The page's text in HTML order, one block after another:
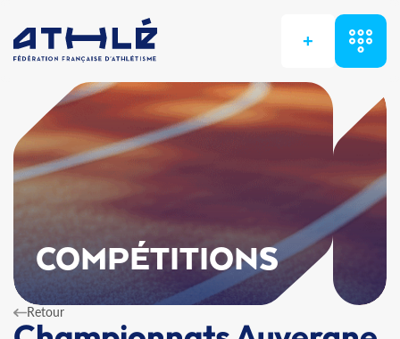
+
COMPÉTITIONS
Retour